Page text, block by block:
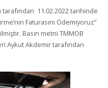
11.02.2022 tarihinde
Faturasını Ödemiyoruz”
Basın metni TMMOB
Aykut Akdemir tarafından